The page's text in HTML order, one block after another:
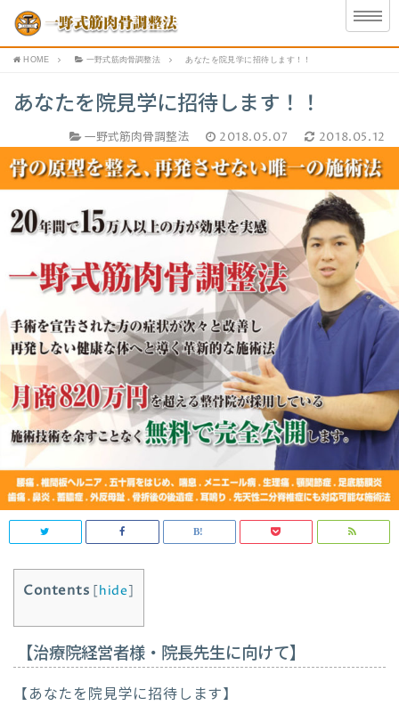
HOME 一野式筋肉骨調整法 あなたを院見学に招待します！！
あなたを院見学に招待します！！
一野式筋肉骨調整法 2018.05.07 2018.05.12
Contents [hide]
【治療院経営者様・院長先生に向けて】
【あなたを院見学に招待します】